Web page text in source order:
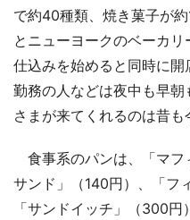
で約40種類、焼き菓子が
とニューヨークのベーカ
仕込みを始めると同時に開
勤務の人などは夜中も早
さまが来てくれるのは昔も
食事系のパンは、「マフ
サンド」（140円）、「フ
「サンドイッチ」（300